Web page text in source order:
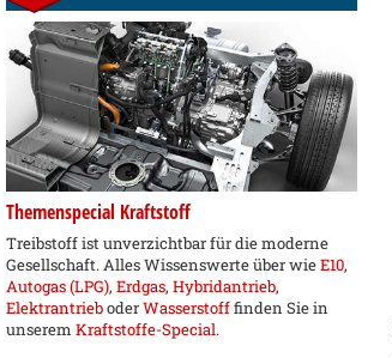
Themenspecial Kraftstoff
Treibstoff ist unverzichtbar für die moderne
Gesellschaft. Alles Wissenswerte über wieE10,
Autogas (LPG), Erdgas, Hybridantrieb,
ElektrantrieboderWasserstofffinden Sie in
unserem Kraftstoffe-Special.